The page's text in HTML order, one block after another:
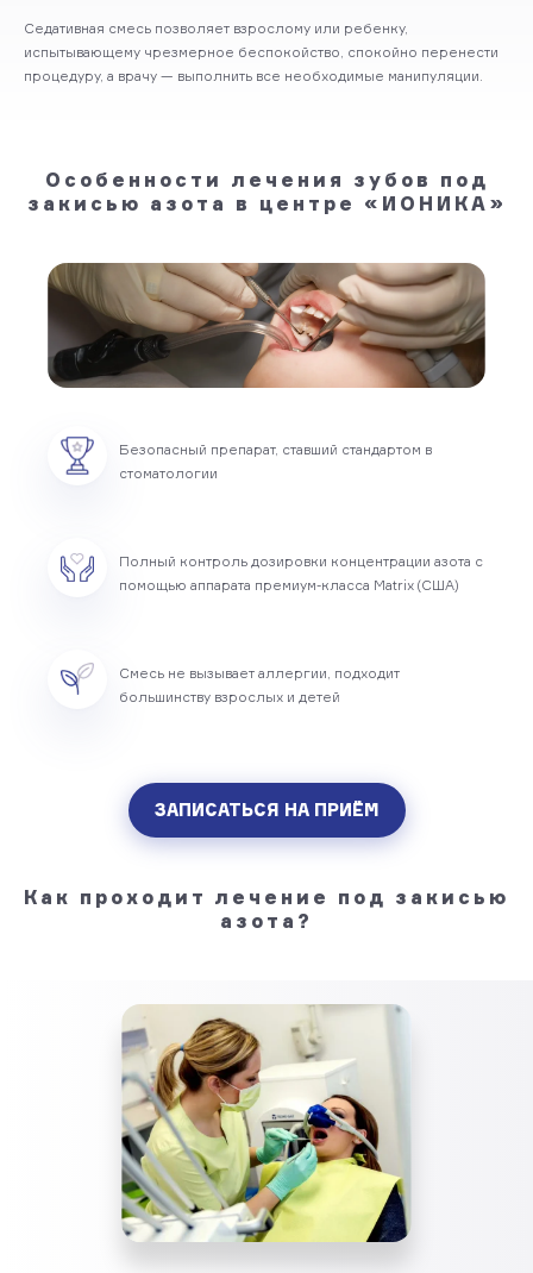
Седативная смесь позволяет взрослому или ребенку,
испытывающему чрезмерное беспокойство, спокойно перенести
процедуру, а врачу — выполнить все необходимые манипуляции.
Особенности лечения зубов под
закисью азота в центре «ИОНИКА»
Безопасный препарат, ставший стандартом в
стоматологии
Полный контроль дозировки концентрации азота с
помощью аппарата премиум-класса Matrix (США)
Смесь не вызывает аллергии, подходит
большинству взрослых и детей
ЗАПИСАТЬСЯ НА ПРИЁМ
Как проходит лечение под закисью
азота?